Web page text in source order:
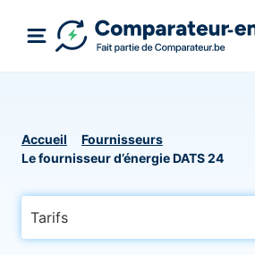
Accueil
Fournisseurs
Le fournisseur d’énergie DATS 24
Tarifs